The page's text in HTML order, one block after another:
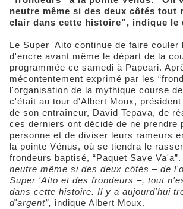
neutre même si des deux côtés tout
clair dans cette histoire”, indique le
Le Super 'Aito continue de faire couler
d'encre avant même le départ de la
programmée ce samedi à Papeari.
mécontentement exprimé par les
l'organisation de la mythique course
c'était au tour d'Albert Moux,
de son entraîneur, David Tepava, de
ces derniers ont décidé de ne prendre
personne et de diviser leurs rameurs
la pointe Vénus, où se tiendra le
frondeurs baptisé, “Paquet Save Va'a”.
neutre même si des deux côtés – de
Super 'Aito et des frondeurs –, tout
dans cette histoire. Il y a aujourd'hui
d'argent”, indique Albert Moux.